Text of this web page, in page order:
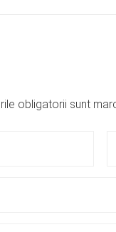
obligatorii sunt